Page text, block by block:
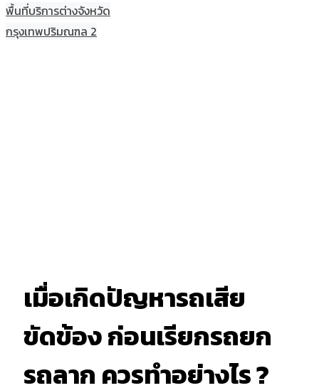
พื้นที่บริการต่างจังหวัด
กรุงเทพปริมณฑล 2
เมื่อเกิดปัญหารถเสีย
ขัดข้อง ก่อนเรียกรถยก
รถลาก ควรทำอย่างไร ?